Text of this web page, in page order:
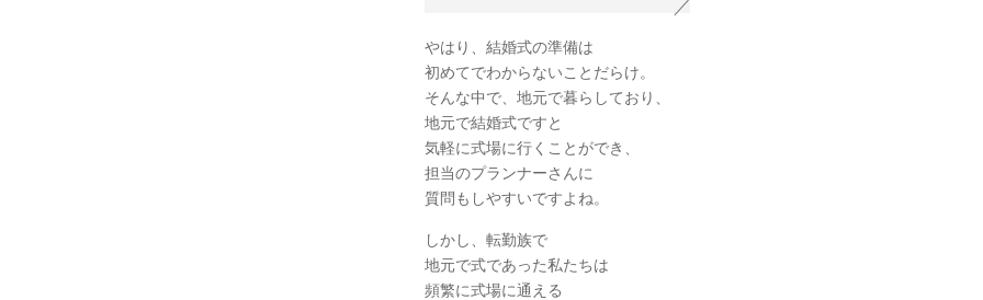
やはり、結婚式の準備は
初めてでわからないことだらけ。
そんな中で、地元で暮らしており、
地元で結婚式ですと
気軽に式場に行くことができ、
担当のプランナーさんに
質問もしやすいですよね。
しかし、転勤族で
地元で式であった私たちは
頻繁に式場に通える